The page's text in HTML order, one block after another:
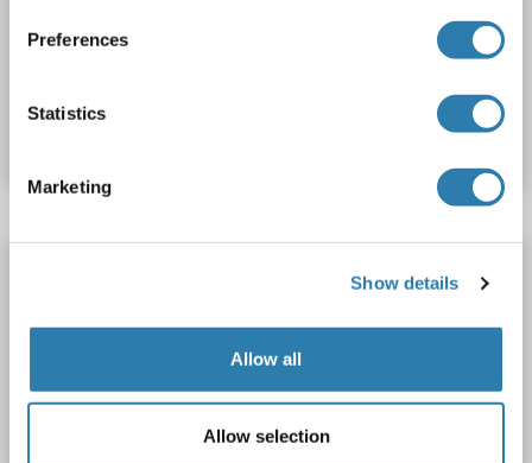
Preferences
Statistics
Marketing
Show details
Allow all
Allow selection
Produktnummer ABIN914907